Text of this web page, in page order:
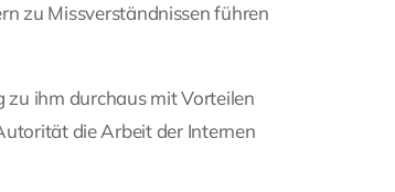
zu Missverständnissen führen
ihm durchaus mit Vorteilen
die Arbeit der Internen